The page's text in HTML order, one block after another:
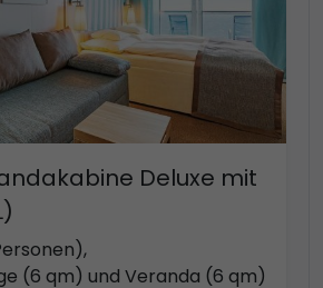
Deluxe mit
(6 qm) und Veranda (6 qm)